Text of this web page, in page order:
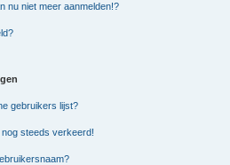
nu niet meer aanmelden!?
gebruikers lijst?
steeds verkeerd!